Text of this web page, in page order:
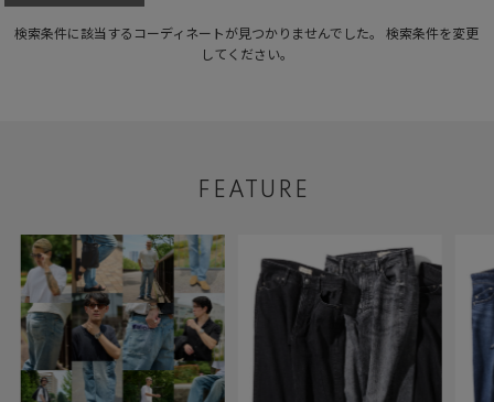
検索条件に該当するコーディネートが見つかりませんでした。 検索条件を変更
してください。
FEATURE